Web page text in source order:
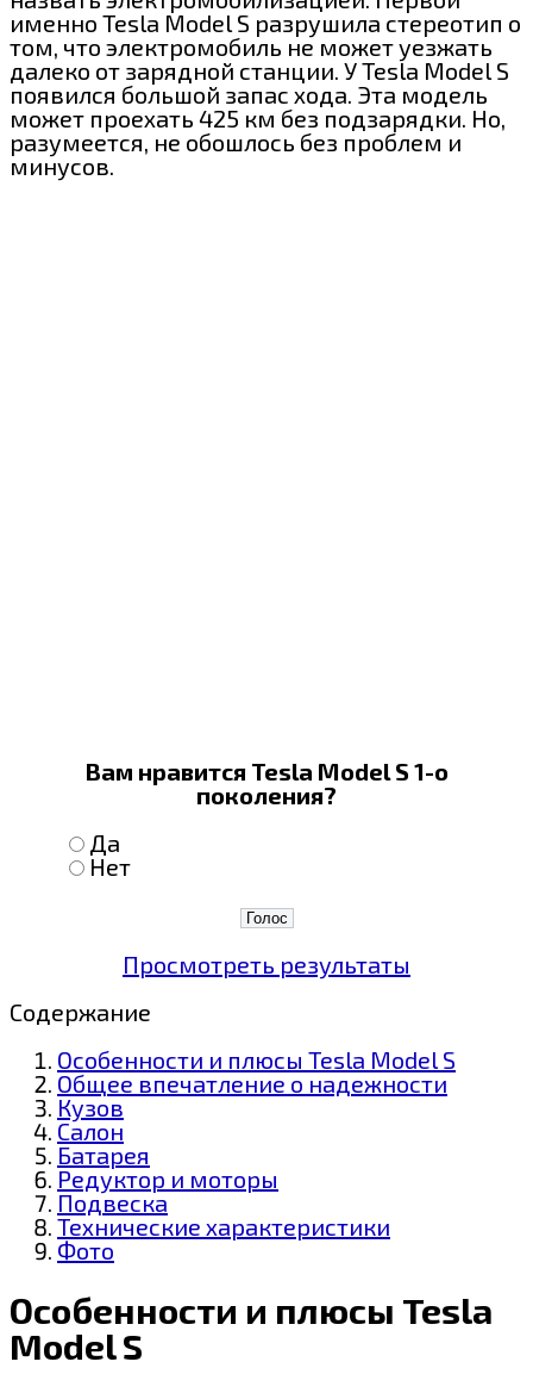
именно Tesla Model S разрушила стереотип о
том, что электромобиль не может уезжать
далеко от зарядной станции. У Tesla Model S
появился большой запас хода. Эта модель
может проехать 425 км без подзарядки. Но,
разумеется, не обошлось без проблем и
минусов.
Вам нравится Tesla Model S 1-о
поколения?
Да
Нет
Просмотреть результаты
Содержание
Особенности и плюсы Tesla Model S
Общее впечатление о надежности
Кузов
Салон
Батарея
Редуктор и моторы
Подвеска
Технические характеристики
Фото
Особенности и плюсы Tesla
Model S